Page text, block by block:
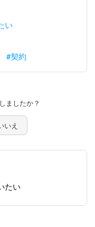
い
#契約
ましたか？
いえ
たい